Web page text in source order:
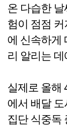
온 다습한
험이 점점
에 신속하게
리 알리는
실제로 올해
에서 배달
집단 식중독